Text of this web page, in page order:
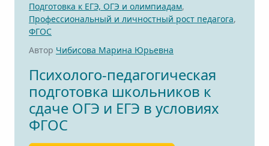
Подготовка к ЕГЭ, ОГЭ и олимпиадам,
Профессиональный и личностный рост педагога,
ФГОС
Автор Чибисова Марина Юрьевна
Психолого-педагогическая
подготовка школьников к
сдаче ОГЭ и ЕГЭ в условиях
ФГОС